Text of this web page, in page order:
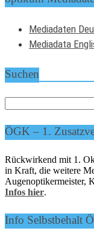
Mediadaten
Mediadata
Suchen
ÖGK – 1.
Rückwirkend mit 1.
in Kraft, die weitere
Augenoptikermeister,
Infos hier.
Info Selbstbehalt